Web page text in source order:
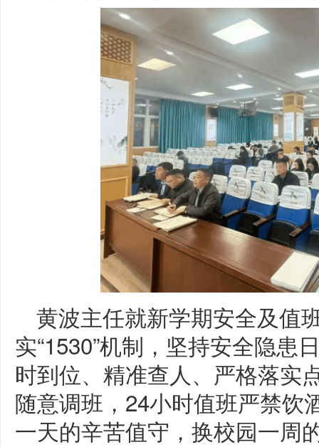
黄波主任就新学期安全及值
实“1530”机制，坚持安全隐患
时到位、精准查人、严格落实
随意调班，24小时值班严禁饮
一天的辛苦值守，换校园一周